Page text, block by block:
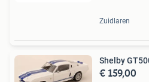
Zuidlaren
Shelby
€ 159,00